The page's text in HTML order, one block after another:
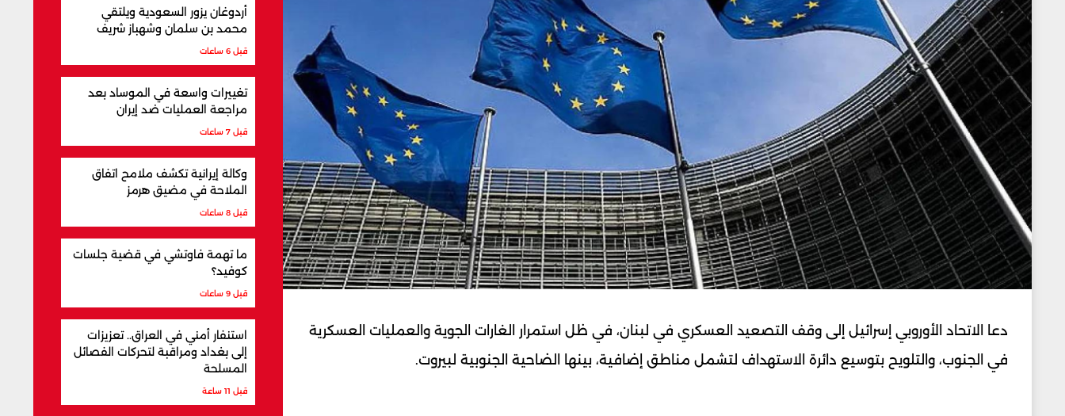
دعا الاتحاد الأوروبي إسرائيل إلى وقف التصعيد العسكري في لبنان، في ظل استمرار الغارات الجوية والعمليات العسكرية
في الجنوب، والتلويح بتوسيع دائرة الاستهداف لتشمل مناطق إضافية، بينها الضاحية الجنوبية لبيروت.
أردوغان يزور السعودية ويلتقي
محمد بن سلمان وشهباز شريف
قبل 6 ساعات
تغييرات واسعة في الموساد بعد
مراجعة العمليات ضد إيران
قبل 7 ساعات
وكالة إيرانية تكشف ملامح اتفاق
الملاحة في مضيق هرمز
قبل 8 ساعات
ما تهمة فاوتشي في قضية جلسات
كوفيد؟
قبل 9 ساعات
استنفار أمني في العراق.. تعزيزات
إلى بغداد ومراقبة لتحركات الفصائل
المسلحة
قبل 11 ساعة